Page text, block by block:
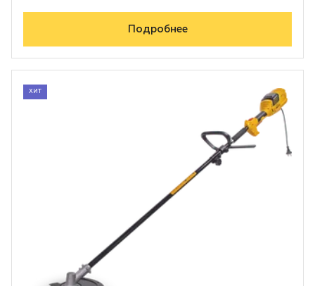
Подробнее
ХИТ